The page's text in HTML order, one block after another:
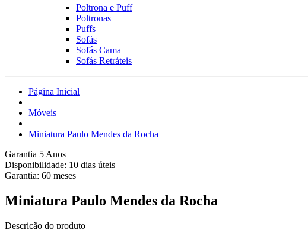
Poltrona e Puff
Poltronas
Puffs
Sofás
Sofás Cama
Sofás Retráteis
Página Inicial
Móveis
Miniatura Paulo Mendes da Rocha
Garantia 5 Anos
Disponibilidade: 10 dias úteis
Garantia: 60 meses
Miniatura Paulo Mendes da Rocha
Descrição do produto